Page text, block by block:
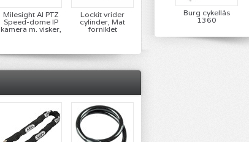
Milesight AI PTZ
Speed-dome IP
kamera m. visker,
Lockit vrider
cylinder, Mat
forniklet
Burg cykellås
1360